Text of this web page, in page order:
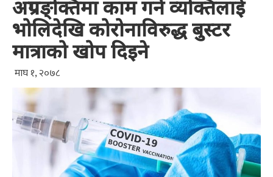
अग्रपङ्क्तिमा काम गर्ने व्यक्तिलाई
भोलिदेखि कोरोनाविरुद्ध बुस्टर
मात्राको खोप दिइने
माघ १, २०७८